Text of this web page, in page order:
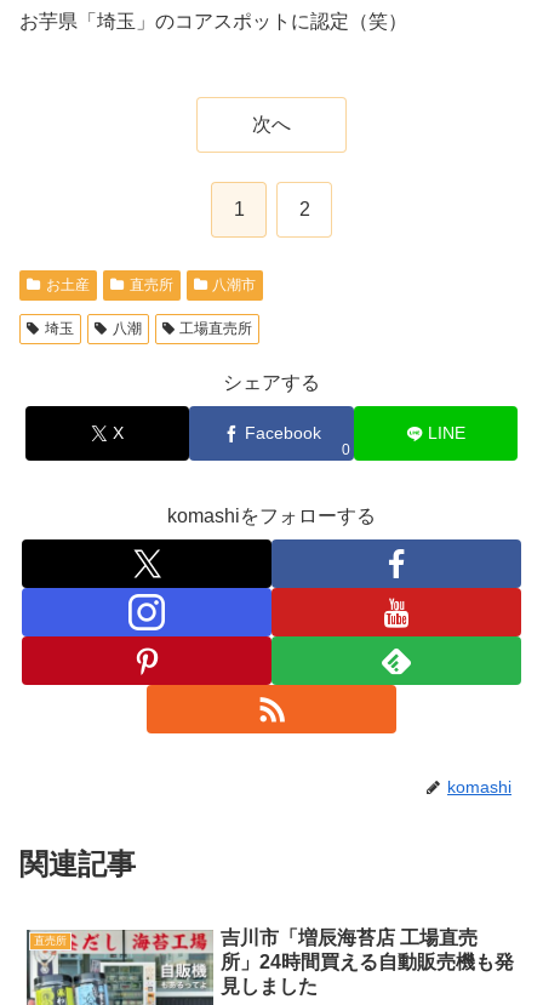
お芋県「埼玉」のコアスポットに認定（笑）
次へ
1 2
お土産 直売所 八潮市
埼玉 八潮 工場直売所
シェアする
X Facebook
0
LINE
komashiをフォローする
komashi
関連記事
直売所
吉川市「増辰海苔店 工場直売
所」24時間買える自動販売機も発
見しました